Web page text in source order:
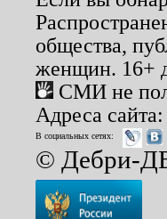
общества,
женщин. 16+
СМИ не
Адреса сайта:
В социальных сетях:
© Дебри-